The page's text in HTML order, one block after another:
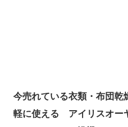
今売れている衣類・布団乾
軽に使える アイリスオー